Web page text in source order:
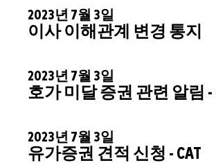
2023년 7월 3일
이사 이해관계 변경 통지
2023년 7월 3일
호가 미달 증권 관련 알림 -
2023년 7월 3일
유가증권 견적 신청 - CAT